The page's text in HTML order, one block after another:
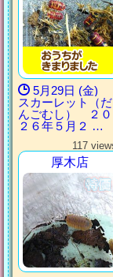
5月29日 (金)
スカーレット（だ
んごむし） ２０
２６年５月２ …
117
厚木店